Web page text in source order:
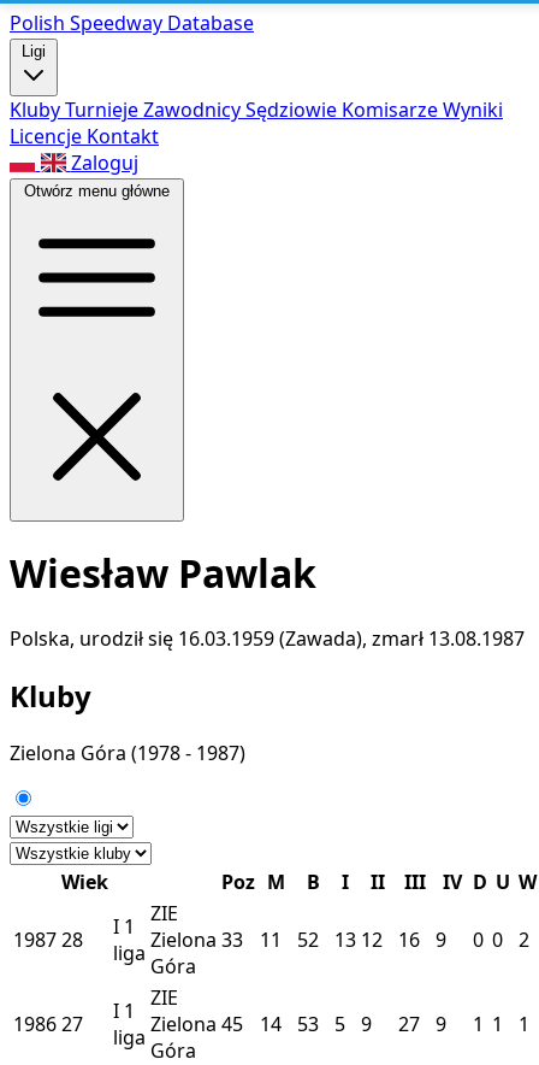
Polish Speedway Database
Ligi
KlubyTurniejeZawodnicySędziowie KomisarzeWyniki
Licencje Kontakt
Zaloguj
Otwórz menu główne
Wiesław Pawlak
Polska, urodził się 16.03.1959 (Zawada), zmarł 13.08.1987
Kluby
Zielona Góra (1978 - 1987)
Wiek Poz M B I II III IV D U W
198728 I 1
liga
ZIE
Zielona
Góra
33 11 52 13 12 16 9 0 0 2
198627 I 1
liga
ZIE
Zielona
Góra
45 14 53 5 9 27 9 1 1 1